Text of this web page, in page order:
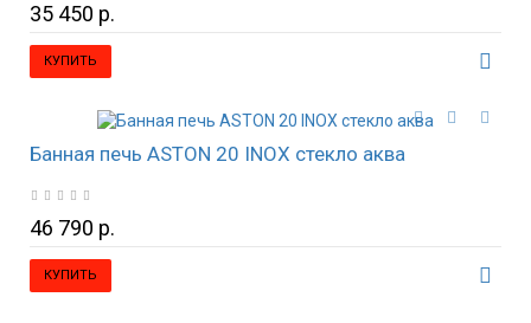
35 450 р.
КУПИТЬ
Банная печь ASTON 20 INOX стекло аква
46 790 р.
КУПИТЬ